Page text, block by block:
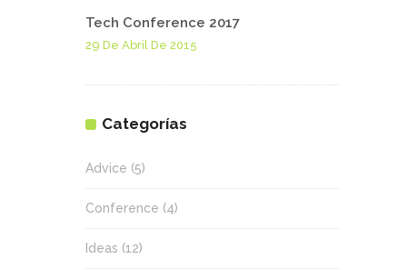
Tech Conference 2017
29 De Abril De 2015
Categorías
Advice (5)
Conference (4)
Ideas (12)